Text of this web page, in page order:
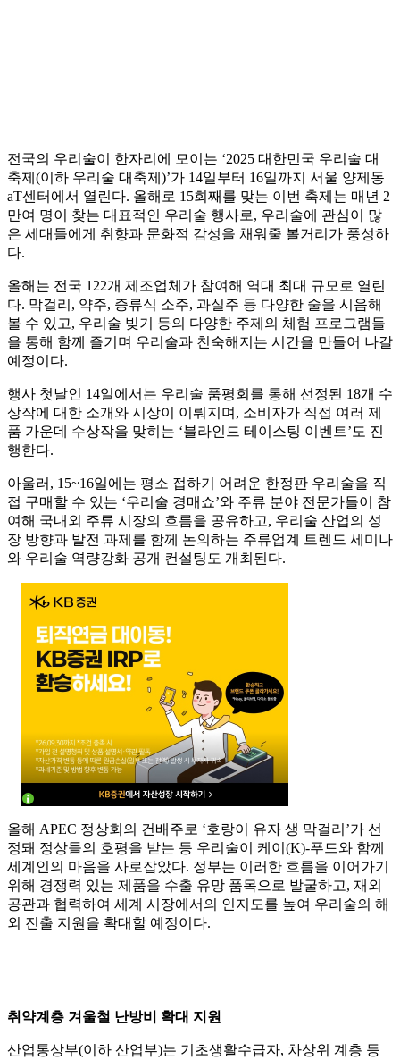
전국의 우리술이 한자리에 모이는 ‘2025 대한민국 우리술 대
축제(이하 우리술 대축제)’가 14일부터 16일까지 서울 양제동
aT센터에서 열린다. 올해로 15회째를 맞는 이번 축제는 매년 2
만여 명이 찾는 대표적인 우리술 행사로, 우리술에 관심이 많
은 세대들에게 취향과 문화적 감성을 채워줄 볼거리가 풍성하
다.
올해는 전국 122개 제조업체가 참여해 역대 최대 규모로 열린
다. 막걸리, 약주, 증류식 소주, 과실주 등 다양한 술을 시음해
볼 수 있고, 우리술 빚기 등의 다양한 주제의 체험 프로그램들
을 통해 함께 즐기며 우리술과 친숙해지는 시간을 만들어 나갈
예정이다.
행사 첫날인 14일에서는 우리술 품평회를 통해 선정된 18개 수
상작에 대한 소개와 시상이 이뤄지며, 소비자가 직접 여러 제
품 가운데 수상작을 맞히는 ‘블라인드 테이스팅 이벤트’도 진
행한다.
아울러, 15~16일에는 평소 접하기 어려운 한정판 우리술을 직
접 구매할 수 있는 ‘우리술 경매쇼’와 주류 분야 전문가들이 참
여해 국내외 주류 시장의 흐름을 공유하고, 우리술 산업의 성
장 방향과 발전 과제를 함께 논의하는 주류업계 트렌드 세미나
와 우리술 역량강화 공개 컨설팅도 개최된다.
올해 APEC 정상회의 건배주로 ‘호랑이 유자 생 막걸리’가 선
정돼 정상들의 호평을 받는 등 우리술이 케이(K)-푸드와 함께
세계인의 마음을 사로잡았다. 정부는 이러한 흐름을 이어가기
위해 경쟁력 있는 제품을 수출 유망 품목으로 발굴하고, 재외
공관과 협력하여 세계 시장에서의 인지도를 높여 우리술의 해
외 진출 지원을 확대할 예정이다.
취약계층 겨울철 난방비 확대 지원
산업통상부(이하 산업부)는 기초생활수급자, 차상위 계층 등